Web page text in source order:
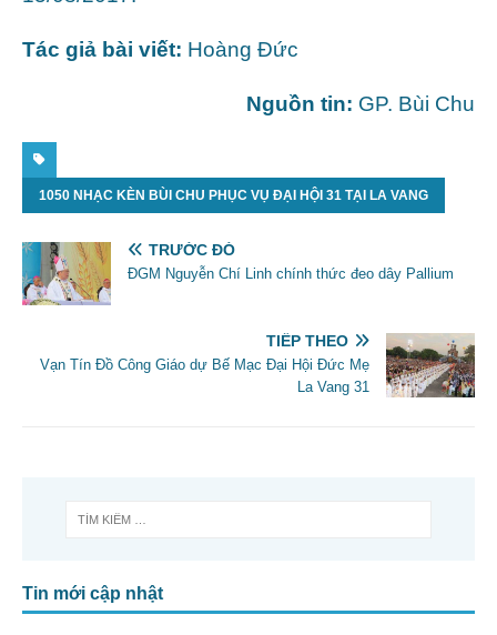
Tác giả bài viết: Hoàng Đức
Nguồn tin: GP. Bùi Chu
1050 NHẠC KÈN BÙI CHU PHỤC VỤ ĐẠI HỘI 31 TẠI LA VANG
TRƯỚC ĐÓ
ĐGM Nguyễn Chí Linh chính thức đeo dây Pallium
TIẾP THEO
Vạn Tín Đồ Công Giáo dự Bế Mạc Đại Hội Đức Mẹ
La Vang 31
Tin mới cập nhật